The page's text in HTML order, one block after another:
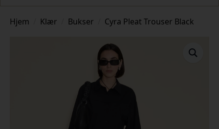
Hjem Klær Bukser Cyra Pleat Trouser Black